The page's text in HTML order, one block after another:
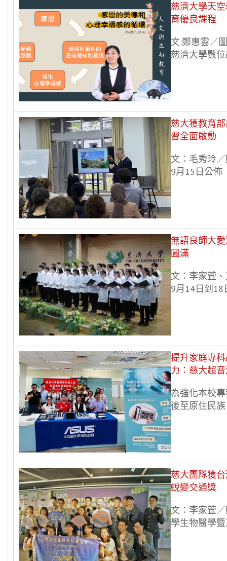
慈濟大學天
育優良課程
文:鄭惠雲／
慈濟大學數
慈大獲教育
習全面啟動
文：毛秀玲
9月15日公
無語良師大
圓滿
文：李家萓
9月14日到
提升家庭專
力：慈大超
為強化本校
後至原住民
慈大團隊獲
蛻變交通獎
文：李家萓
學生物醫學